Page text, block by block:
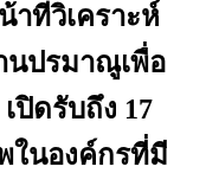
าที่วิเคราะห์
นปรมาณูเพื่อ
ปิดรับถึง 17
ในองค์กรที่มี